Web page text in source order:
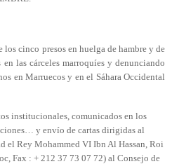
cinco presos en huelga de hambre y de
las cárceles marroquíes y denunciando
en Marruecos y en el Sáhara Occidental
institucionales, comunicados en los
y envío de cartas dirigidas al
el Rey Mohammed VI Ibn Al Hassan, Roi
Fax : + 212 37 73 07 72) al Consejo de